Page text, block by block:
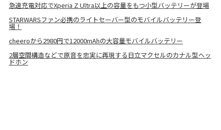
急速充電対応でXperia Z Ultra以上の容量をもつ小型バッテリーが登場
STARWARSファン必携のライトセーバー型のモバイルバッテリー登
場！
cheeroから2980円で12000mAhの大容量モバイルバッテリー
2層空間構造などで原音を忠実に再現する日立マクセルのカナル型ヘッ
ドホン